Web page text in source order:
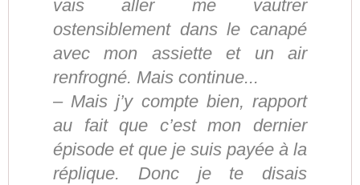
vais aller me vautrer
ostensiblement dans le canapé
avec mon assiette et un air
renfrogné. Mais continue...
– Mais j’y compte bien, rapport
au fait que c’est mon dernier
épisode et que je suis payée à la
réplique. Donc je te disais